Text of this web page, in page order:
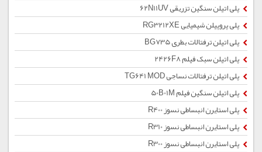
پلی اتیلن سنگین تزریقی 62N11UV
پلی پروپیلن شیمیایی RG3212XE
پلی اتیلن ترفتالات بطری BG735
پلی اتیلن سبک فیلم 2426F8
پلی اتیلن ترفتالات نساجی TG641 MOD
پلی اتیلن سنگین فیلم 50B01M
پلی استایرن انبساطی نسوز R400
پلی استایرن انبساطی نسوز R310
پلی استایرن انبساطی نسوز R300